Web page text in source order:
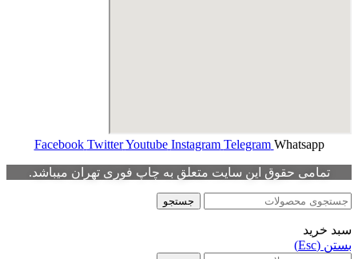
Facebook Twitter Youtube Instagram Telegram Whatsapp
تمامی حقوق این سایت متعلق به چاپ فوری تهران میباشد.
جستجو
سبد خرید
بستن (Esc)